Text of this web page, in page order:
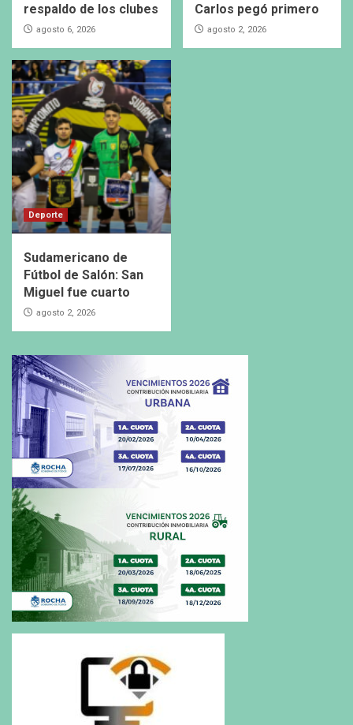
respaldo de los clubes
agosto 6, 2026
Carlos pegó primero
agosto 2, 2026
Deporte
Sudamericano de
Fútbol de Salón: San
Miguel fue cuarto
agosto 2, 2026